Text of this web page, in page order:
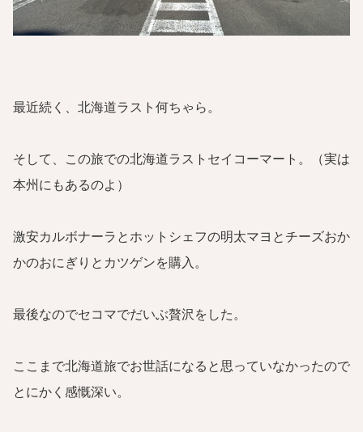
最近続く、北海道ラスト何ちゃら。
そして、この旅での北海道ラストセイコーマート。（実は
本州にもあるのよ）
激安カルボナーラとホットシェフの明太マヨとチーズおか
かのおにぎりとカツゲンを購入。
最後なのでセコマでだいぶ贅沢をした。
ここまで北海道旅でお世話になると思っていなかったので
とにかく感慨深い。